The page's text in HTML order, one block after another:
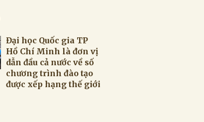
Đại học Quốc gia TP
Hồ Chí Minh là đơn vị
dẫn đầu cả nước về số
chương trình đào tạo
được xếp hạng thế giới